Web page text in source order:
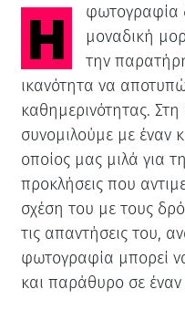
Η φωτογραφία δρόμου αποτελεί μια
μοναδική
την
ικανότητα να
καθημερινότητας.
συνομιλούμε με έναν
οποίος μας μιλά για
προκλήσεις που
σχέση του με τους
τις απαντήσεις του,
φωτογραφία μπορεί
και παράθυρο σε έναν